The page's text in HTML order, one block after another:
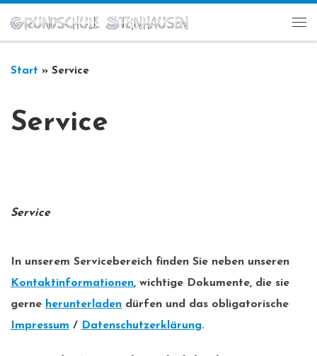
Zum Inhalt springen
Start » Service
Service
Service
In unserem Servicebereich finden Sie neben unseren
Kontaktinformationen, wichtige Dokumente, die sie
gerne herunterladen dürfen und das obligatorische
Impressum / Datenschutzerklärung.